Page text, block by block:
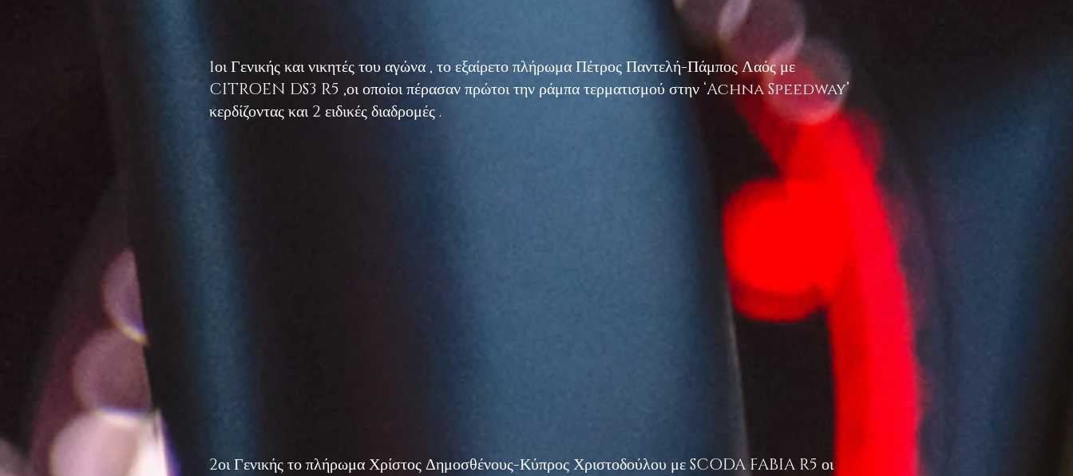
1οι Γενικής και νικητές του αγώνα , το εξαίρετο πλήρωμα Πέτρος Παντελή-Πάμπος Λαός με
CITROEN DS3 R5 ,οι οποίοι πέρασαν πρώτοι την ράμπα τερματισμού στην ‘Achna Speedway’
κερδίζοντας και 2 ειδικές διαδρομές .
2οι Γενικής το πλήρωμα Χρίστος Δημοσθένους-Κύπρος Χριστοδούλου με SCODA FABIA R5 οι